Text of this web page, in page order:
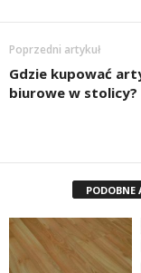
Poprzedni artykuł
Gdzie kupować
biurowe w stolicy?
PODOBNE